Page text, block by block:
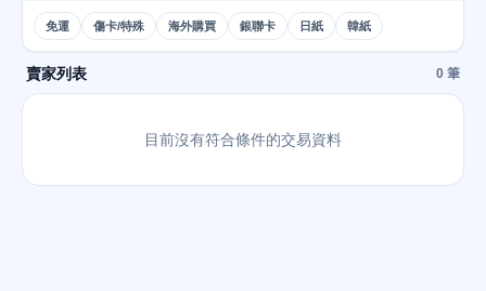
免運 傷卡/特殊 海外購買 銀聯卡 日紙 韓紙
賣家列表 0 筆
目前沒有符合條件的交易資料